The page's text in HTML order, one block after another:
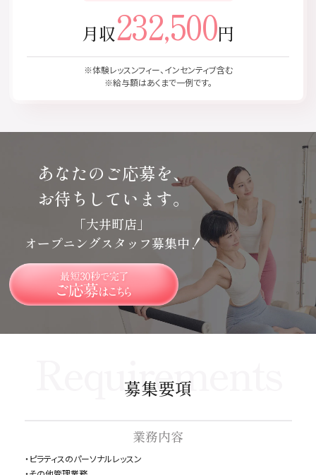
月収232,500円
※体験レッスンフィー、インセンティブ含む
※給与額はあくまで一例です。
あなたのご応募を、
お待ちしています。
「大井町店」
オープニングスタッフ募集中！
Requirements
募集要項
業務内容
・ピラティスのパーソナルレッスン